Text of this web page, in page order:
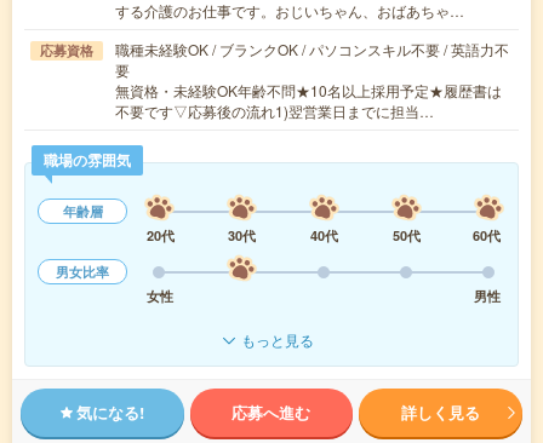
する介護のお仕事です。おじいちゃん、おばあちゃ…
応募資格
職種未経験OK / ブランクOK / パソコンスキル不要 / 英語力不
要
無資格・未経験OK年齢不問★10名以上採用予定★履歴書は
不要です▽応募後の流れ1)翌営業日までに担当…
職場の雰囲気
年齢層
20代
30代 40代 50代
60代
男女比率
女性
男性
もっと見る
気になる! 応募へ進む 詳しく見る